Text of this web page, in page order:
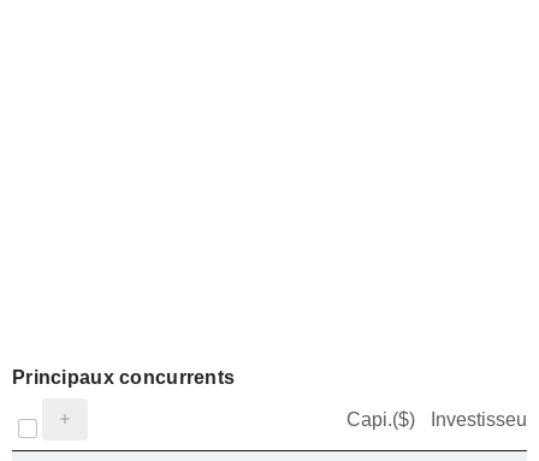
Principaux concurrents
Capi.($) Investisseur